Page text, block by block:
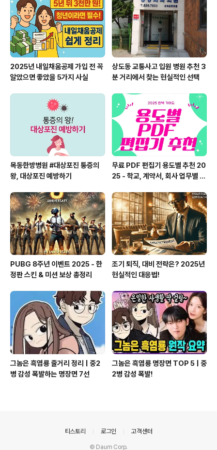
가장 주목받은 신인 아티스트에게 주는 상!베스트 K-팝 아
티스트 (Best K-Pop Artist) – 일본 내에서 ..
2025년 내일채움공제 가입 전 꼭
알았으면 좋았을 5가지 사실
상도동 교통사고 입원 병원 추천 3
분 거리에서 찾는 현실적인 선택
목동한방병원 #대상포진 통증의
왕, 대상포진 예방하기
무료 PDF 편집기 용도별 추천 20
25 - 학교, 계약서, 회사 업무별 B
PUBG 8주년 이벤트 2025 - 한
정판 스킨 & 미션 보상 총정리
조기 퇴직, 대비 전략은? 2025년
현실적인 대응법!
그놈은 흑염룡 줄거리 정리 | 중2
병 감성 폭발하는 명장면 7선
그놈은 흑염룡 명장면 TOP 5 | 중
2병 감성 폭발!
티스토리 로그인 고객센터
© Daum Corp.